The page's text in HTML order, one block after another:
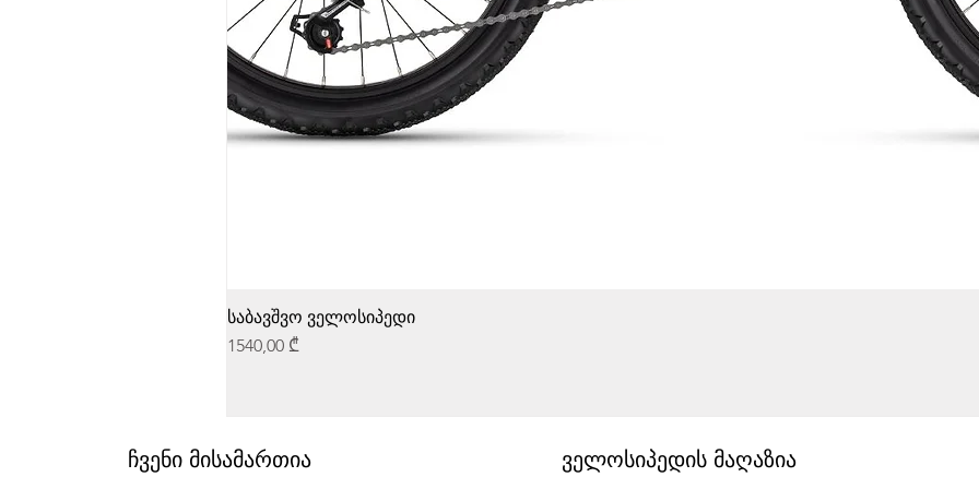
საბავშვო ველოსიპედი
Price
1540,00 ₾
ჩვენი მისამართია ველოსიპედის მაღაზია